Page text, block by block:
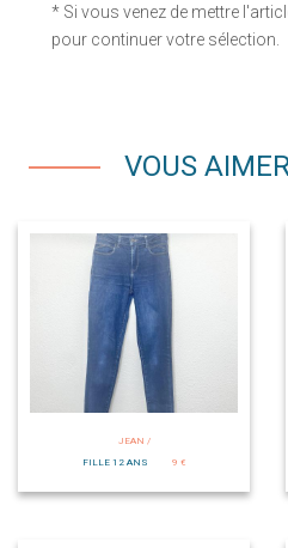
* Si vous venez de mettre
pour continuer votre sélection.
VOUS
JEAN /
FILLE 12 ANS
9 €